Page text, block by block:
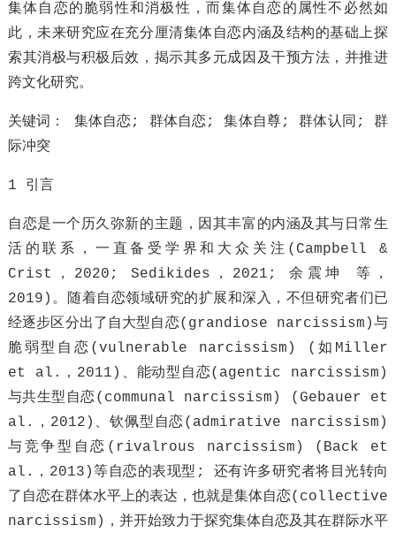
集体自恋的脆弱性和消极性，而集体自恋的属性不必然如
此，未来研究应在充分厘清集体自恋内涵及结构的基础上探
索其消极与积极后效，揭示其多元成因及干预方法，并推进
跨文化研究。
关键词： 集体自恋; 群体自恋; 集体自尊; 群体认同; 群
际冲突
1 引言
自恋是一个历久弥新的主题，因其丰富的内涵及其与日常生
活的联系，一直备受学界和大众关注(Campbell &
Crist，2020; Sedikides，2021; 余震坤 等，
2019)。随着自恋领域研究的扩展和深入，不但研究者们已
经逐步区分出了自大型自恋(grandiose narcissism)与
脆弱型自恋(vulnerable narcissism) (如Miller
et al.，2011)、能动型自恋(agentic narcissism)
与共生型自恋(communal narcissism) (Gebauer et
al.，2012)、钦佩型自恋(admirative narcissism)
与竞争型自恋(rivalrous narcissism) (Back et
al.，2013)等自恋的表现型; 还有许多研究者将目光转向
了自恋在群体水平上的表达，也就是集体自恋(collective
narcissism)，并开始致力于探究集体自恋及其在群际水平